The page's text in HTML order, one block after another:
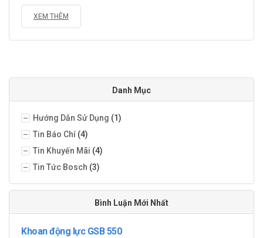
XEM THÊM
Danh Mục
Hướng Dẫn Sử Dụng (1)
Tin Báo Chí (4)
Tin Khuyến Mãi (4)
Tin Tức Bosch (3)
Bình Luận Mới Nhất
Khoan động lực GSB 550